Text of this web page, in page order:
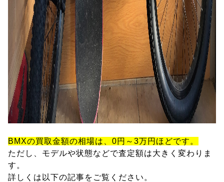
BMXの買取金額の相場は、0円～3万円ほどです。
ただし、モデルや状態などで査定額は大きく変わりま
す。
詳しくは以下の記事をご覧ください。